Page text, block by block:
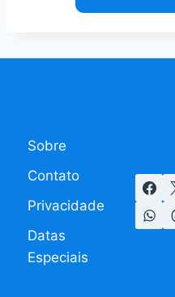
Sobre
Contato
Privacidade
Datas
Especiais